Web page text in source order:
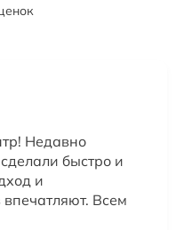
Недавно
быстро и
и
Всем